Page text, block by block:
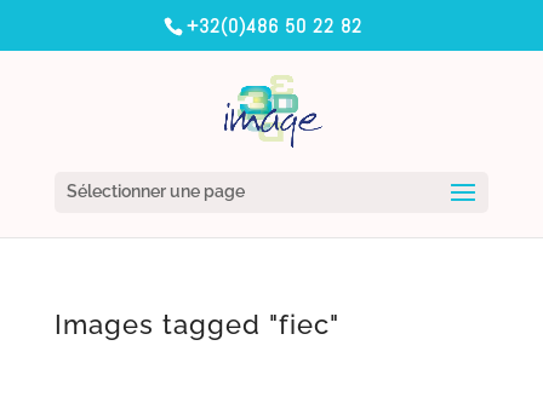
+32(0)486 50 22 82
Sélectionner une page
Images tagged "fiec"